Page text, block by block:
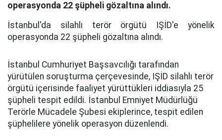
operasyonda 22 şüpheli gözaltına alındı.
İstanbul'da silahlı terör örgütü IŞİD'e yönelik
operasyonda 22 şüpheli gözaltına alındı.
İstanbul Cumhuriyet Başsavcılığı tarafından
yürütülen soruşturma çerçevesinde, IŞİD silahlı terör
örgütü içerisinde faaliyet yürüttükleri iddiasıyla 25
şüpheli tespit edildi. İstanbul Emniyet Müdürlüğü
Terörle Mücadele Şubesi ekiplerince, tespit edilen
şüphelilere yönelik operasyon düzenlendi.